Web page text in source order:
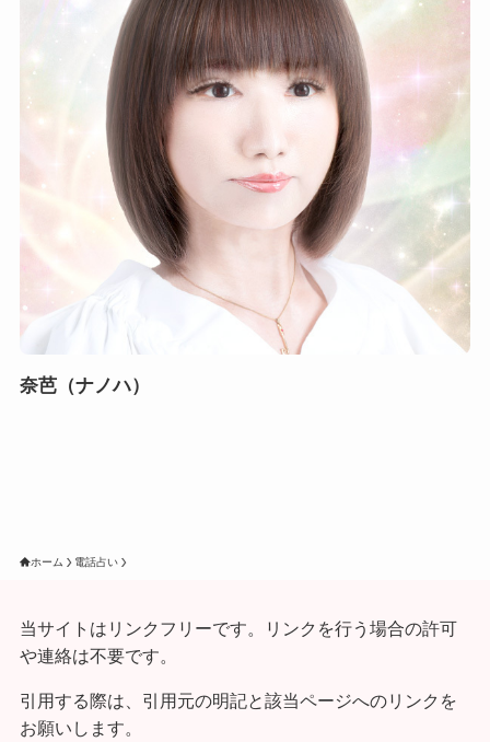
奈芭（ナノハ）
ホーム 電話占い
当サイトはリンクフリーです。リンクを行う場合の許可
や連絡は不要です。
引用する際は、引用元の明記と該当ページへのリンクを
お願いします。